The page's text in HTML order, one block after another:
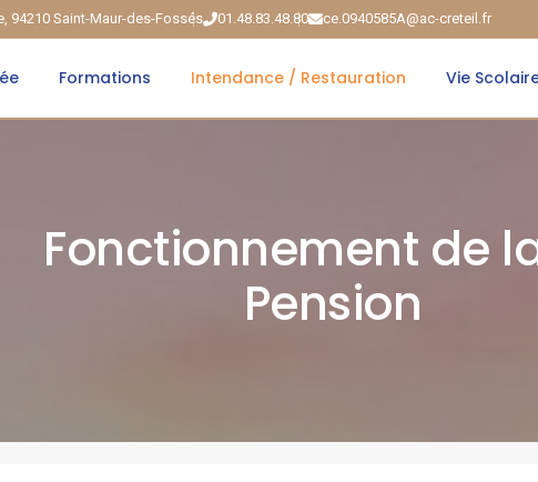
94210 Saint-Maur-des-Fossés 01.48.83.48.80 ce.0940585A@ac-creteil.fr
Formations Intendance / Restauration Vie
Fonctionnement de
Pension